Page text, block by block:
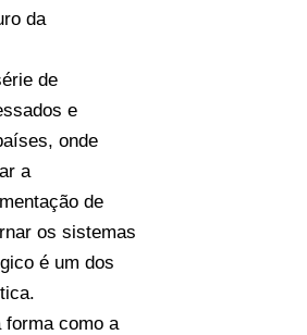
da
de
e
onde
a
de
os sistemas
é um dos
forma como a